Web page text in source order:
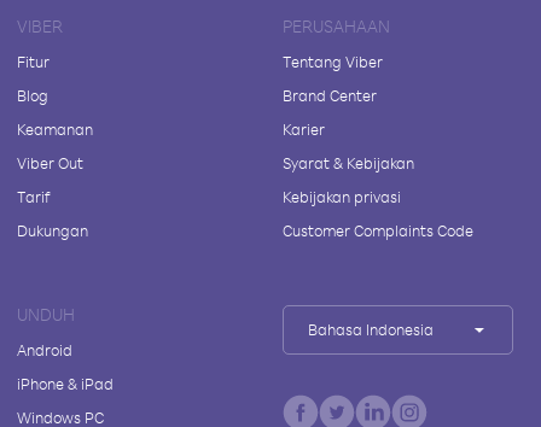
VIBER
Fitur
Blog
Keamanan
Viber Out
Tarif
Dukungan
PERUSAHAAN
Tentang Viber
Brand Center
Karier
Syarat & Kebijakan
Kebijakan privasi
Customer Complaints Code
UNDUH
Android
iPhone & iPad
Windows PC
Bahasa Indonesia